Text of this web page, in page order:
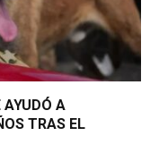
AYUDÓ A
TRAS EL